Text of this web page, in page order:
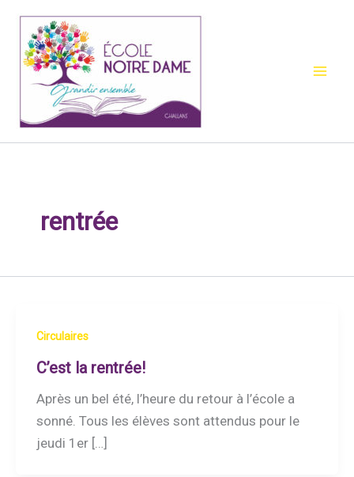
contenu
rentrée
Circulaires
C’est la rentrée!
Après un bel été, l’heure du retour à l’école a
sonné. Tous les élèves sont attendus pour le
jeudi 1er […]